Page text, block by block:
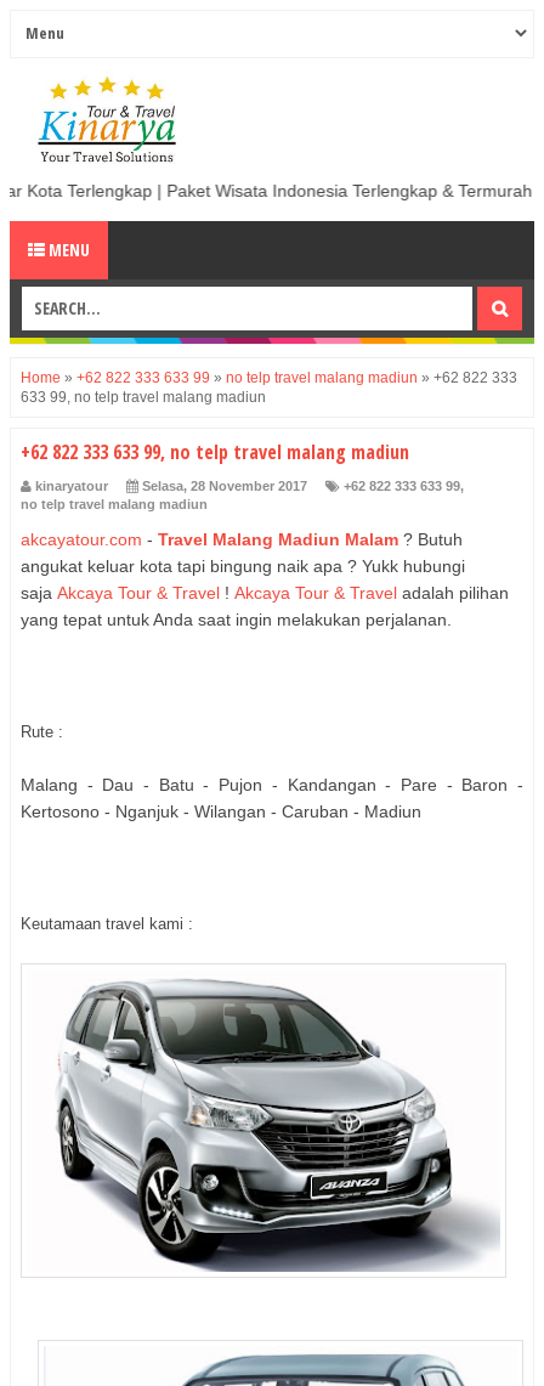
| Paket Wisata Indonesia Terlengkap & Termurah | Sewa Mobil
MENU
Home » +62 822 333 633 99 » no telp travel malang madiun » +62 822 333
633 99, no telp travel malang madiun
+62 822 333 633 99, no telp travel malang madiun
kinaryatour Selasa, 28 November 2017 +62 822 333 633 99,
no telp travel malang madiun
akcayatour.com - Travel Malang Madiun Malam ? Butuh
angukat keluar kota tapi bingung naik apa ? Yukk hubungi
saja Akcaya Tour & Travel ! Akcaya Tour & Travel adalah pilihan
yang tepat untuk Anda saat ingin melakukan perjalanan.
Rute :
Malang - Dau - Batu - Pujon - Kandangan - Pare - Baron -
Kertosono - Nganjuk - Wilangan - Caruban - Madiun
Keutamaan travel kami :